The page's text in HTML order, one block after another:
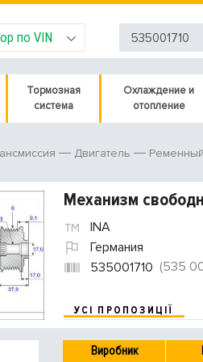
по VIN
Тормозная
система
Охлаждение и
отопление
Двигатель
Механизм
INA
Германия
535001710 (535
УСІ ПРОПОЗИЦІЇ
Виробник